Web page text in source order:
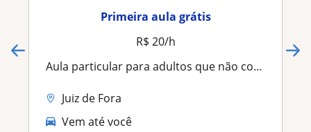
Primeira aula grátis
R$ 20/h
Aula particular para adultos que não concluiram no tempo normal. EJA
Juiz de Fora
Vem até você